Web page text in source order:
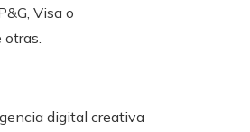
Visa o
otras.
digital creativa